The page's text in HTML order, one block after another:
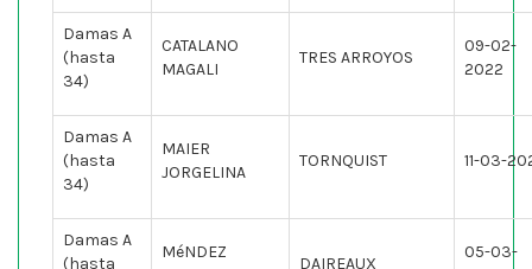
Damas A
(hasta
34)
CATALANO
MAGALI
TRES ARROYOS
09-02-
2022
Damas A
(hasta
34)
MAIER
JORGELINA
TORNQUIST 11-03-
Damas A
(hasta
MéNDEZ
DAIREAUX
05-03-